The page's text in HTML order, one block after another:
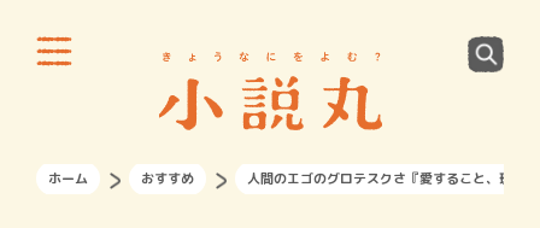
ホーム おすすめ 人間のエゴのグロテスクさ『愛すること、理解